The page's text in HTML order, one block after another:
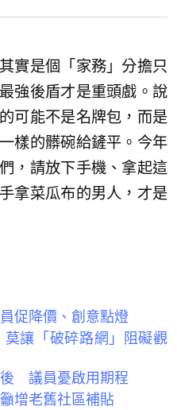
實是個「家務」分擔只
強後盾才是重頭戲。說
可能不是名牌包，而是
樣的髒碗給鏟平。今年
，請放下手機、拿起這
拿菜瓜布的男人，才是
促降價、創意點燈
讓「破碎路網」阻礙觀
議員憂啟用期程
增老舊社區補貼